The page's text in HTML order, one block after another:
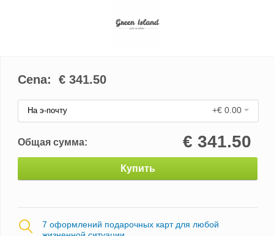
Cena: € 341.50
На э-почту +€ 0.00
Общая сумма: € 341.50
Купить
7 оформлений подарочных карт для любой